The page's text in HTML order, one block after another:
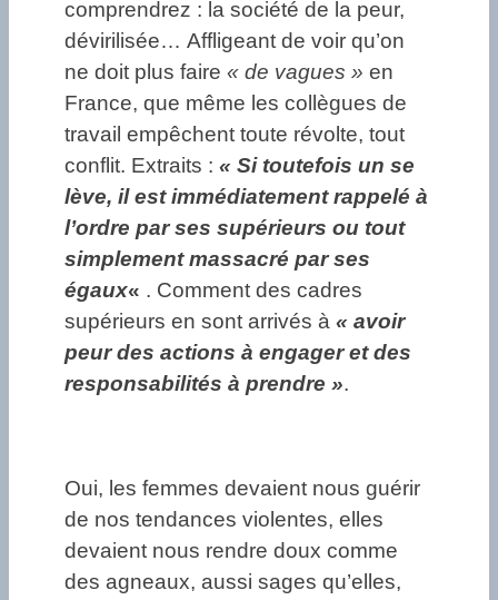
comprendrez : la société de la peur,
dévirilisée… Affligeant de voir qu’on
ne doit plus faire « de vagues » en
France, que même les collègues de
travail empêchent toute révolte, tout
conflit. Extraits : « Si toutefois un se
lève, il est immédiatement rappelé à
l’ordre par ses supérieurs ou tout
simplement massacré par ses
égaux« . Comment des cadres
supérieurs en sont arrivés à « avoir
peur des actions à engager et des
responsabilités à prendre ».
Oui, les femmes devaient nous guérir
de nos tendances violentes, elles
devaient nous rendre doux comme
des agneaux, aussi sages qu’elles,